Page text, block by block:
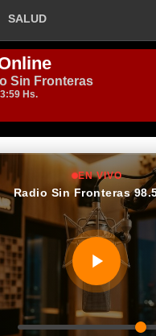
SALUD
EN VIVO
Radio Sin Fronteras